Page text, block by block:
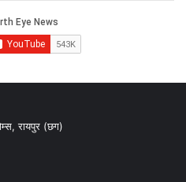
रायपुर (छग)